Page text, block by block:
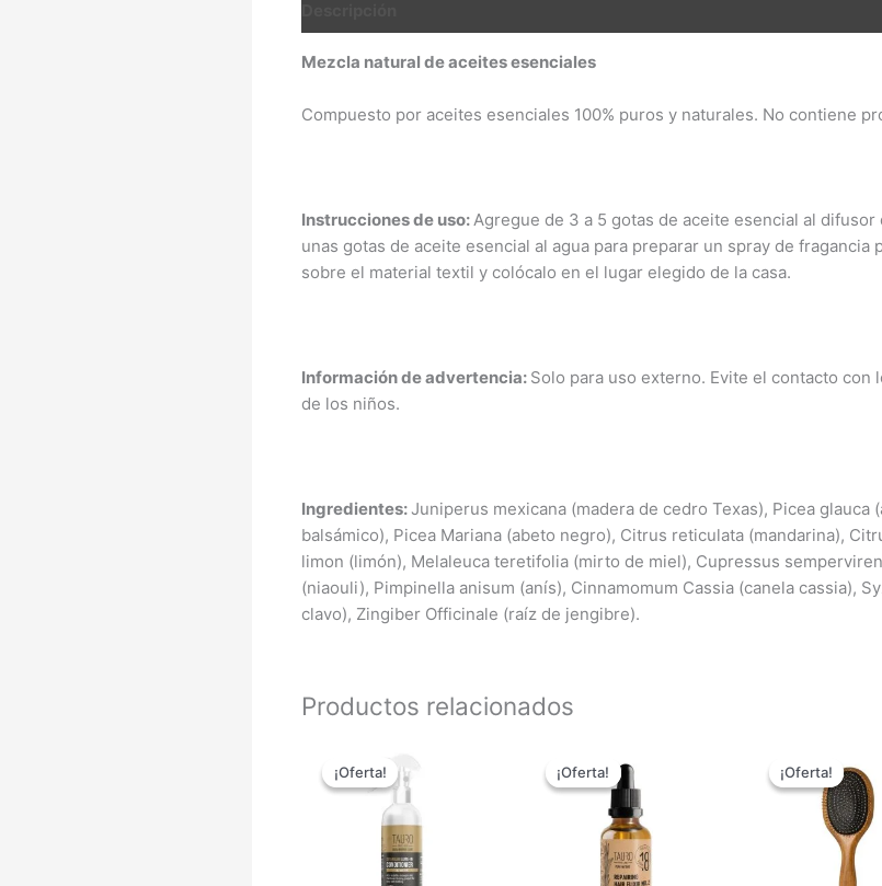
Mezcla natural de aceites esenciales
Compuesto por aceites esenciales 100% puros y naturales. No contiene
Instrucciones de uso:Agregue de 3 a 5 gotas de aceite esencial al difusor
unas gotas de aceite esencial al agua para preparar un spray de fragancia
sobre el material textil y colócalo en el lugar elegido de la casa.
Información de advertencia: Solo para uso externo. Evite el contacto con
de los niños.
Ingredientes: Juniperus mexicana (madera de cedro Texas), Picea glauca
balsámico), Picea Mariana (abeto negro), Citrus reticulata (mandarina),
limon (limón), Melaleuca teretifolia (mirto de miel), Cupressus
(niaouli), Pimpinella anisum (anís), Cinnamomum Cassia (canela cassia),
clavo), Zingiber Officinale (raíz de jengibre).
Productos relacionados
¡Oferta!
¡Oferta!
producto¡Oferta!
¡Oferta!
precio
original
28,95 €.23,74 €.
¡Oferta!
¡Oferta!
precio
original
era:
36,95 €.
es: